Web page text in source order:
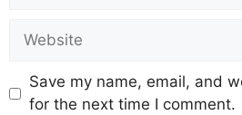
Save my name, email, and
for the next time I comment.